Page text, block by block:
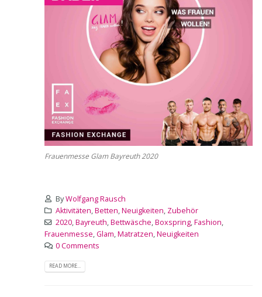
Frauenmesse Glam Bayreuth 2020
ByWolfgang Rausch
Aktivitäten,Betten,Neuigkeiten, Zubehör
2020,Bayreuth,Bettwäsche,Boxspring,Fashion,
Frauenmesse,Glam,Matratzen,Neuigkeiten
0 Comments
READ MORE...